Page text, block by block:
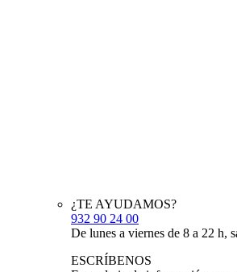
¿TE AYUDAMOS?
932 90 24 00
De lunes a viernes de 8 a 22 h,
ESCRÍBENOS